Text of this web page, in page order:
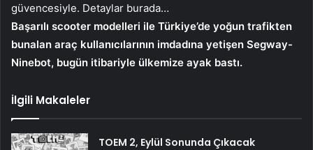
güvencesiyle. Detaylar burada…
Başarılı scooter modelleri ile Türkiye’de yoğun trafikten
bunalan araç kullanıcılarının imdadına yetişen Segway-
Ninebot, bugün itibariyle ülkemize ayak bastı.
İlgili Makaleler
TOEM 2, Eylül Sonunda Çıkacak